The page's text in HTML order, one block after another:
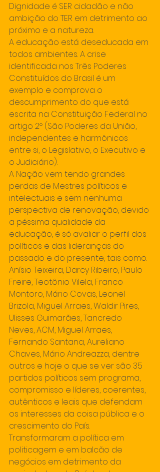
Dignidade é SER cidadão e não
ambição do TER em detrimento ao
próximo e a natureza.
A educação está deseducada em
todos ambientes. A crise
identificada nos Três Poderes
Constituídos do Brasil é um
exemplo e comprova o
descumprimento do que está
escrita na Constituição Federal no
artigo 2º (São Poderes da União,
independentes e harmônicos
entre si, o Legislativo, o Executivo e
o Judiciário).
A Nação vem tendo grandes
perdas de Mestres políticos e
intelectuais e sem nenhuma
perspectiva de renovação, devido
a péssima qualidade da
educação, é só avaliar o perfil dos
políticos e das lideranças do
passado e do presente, tais como:
Anísio Teixeira, Darcy Ribeiro, Paulo
Freire, Teotônio Vilela, Franco
Montoro, Mário Covas, Leonel
Brizola, Miguel Arraes, Waldir Pires,
Ulisses Guimarães, Tancredo
Neves, ACM, Miguel Arraes,
Fernando Santana, Aureliano
Chaves, Mário Andreazza, dentre
outros e hoje o que se ver são 35
partidos políticos sem programa,
compromisso e líderes, coerentes,
autênticos e leais que defendam
os interesses da coisa pública e o
crescimento do País.
Transformaram a política em
politicagem e em balcão de
negócios em detrimento da